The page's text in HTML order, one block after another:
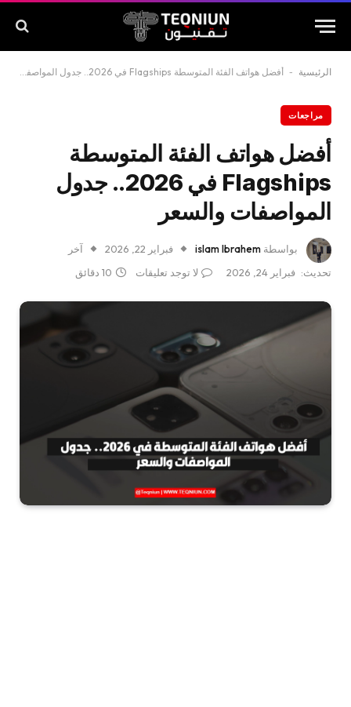
الرئيسية - أفضل هواتف الفئة المتوسطة Flagships في 2026.. جدول المواصفات والسعر
مراجعات
أفضل هواتف الفئة المتوسطة
Flagships في 2026.. جدول
المواصفات والسعر
بواسطة islam Ibrahem فبراير 22, 2026
آخر
تحديث: فبراير 24, 2026 لا توجد تعليقات 10 دقائق